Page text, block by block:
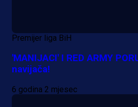
Premijer liga BiH
'MANIJACI' I RED ARMY
navijača!
6 godina 2 mjesec